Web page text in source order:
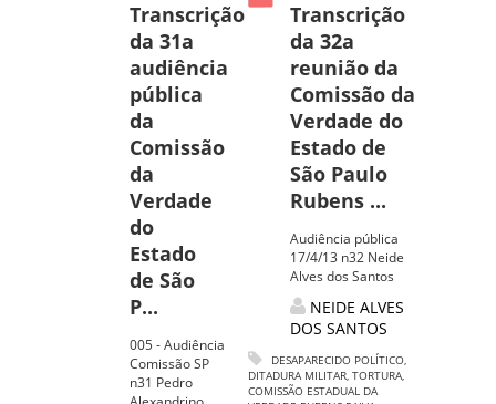
Transcrição
da 31a
audiência
pública
da
Comissão
da
Verdade
do
Estado
de São
P...
005 - Audiência
Comissão SP
n31 Pedro
Transcrição
da 32a
reunião da
Comissão da
Verdade do
Estado de
São Paulo
Rubens ...
Audiência pública
17/4/13 n32 Neide
Alves dos Santos
NEIDE ALVES
DOS SANTOS
DESAPARECIDO POLÍTICO,
DITADURA MILITAR, TORTURA,
COMISSÃO ESTADUAL DA